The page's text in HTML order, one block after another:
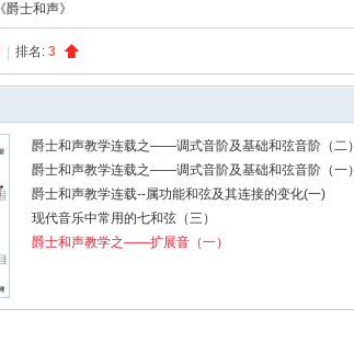
索
《爵士和声》
排名: 3
爵士和声教学连载之——调式音阶及基础和弦音阶（二）
爵士和声教学连载之——调式音阶及基础和弦音阶（一）
爵士和声教学连载--属功能和弦及其连接的变化(一)
现代音乐中常用的七和弦（三）
爵士和声教学之——扩展音（一）